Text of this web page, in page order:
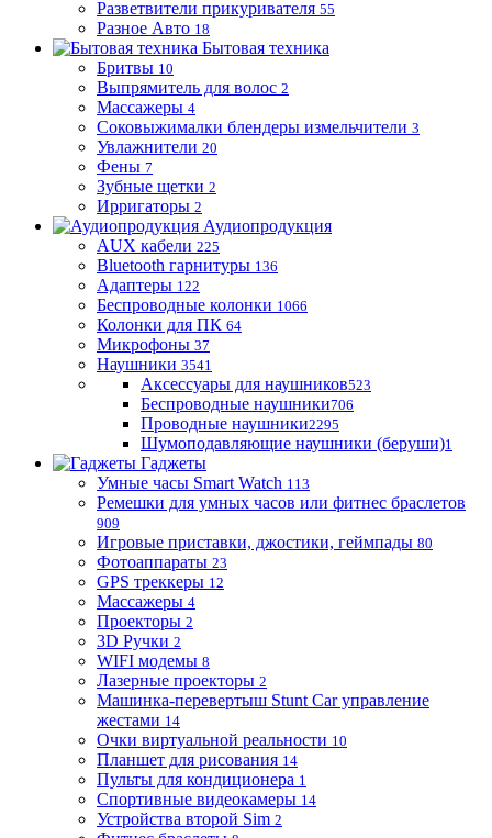
Разветвители прикуривателя 55
Разное Авто 18
Бытовая техника
Бритвы 10
Выпрямитель для волос 2
Массажеры 4
Соковыжималки блендеры измельчители 3
Увлажнители 20
Фены 7
Зубные щетки 2
Ирригаторы 2
Аудиопродукция
AUX кабели 225
Bluetooth гарнитуры 136
Адаптеры 122
Беспроводные колонки 1066
Колонки для ПК 64
Микрофоны 37
Наушники 3541
Аксессуары для наушников523
Беспроводные наушники706
Проводные наушники2295
Шумоподавляющие наушники (беруши)1
Гаджеты
Умные часы Smart Watch 113
Ремешки для умных часов или фитнес браслетов
909
Игровые приставки, джостики, геймпады 80
Фотоаппараты 23
GPS треккеры 12
Массажеры 4
Проекторы 2
3D Ручки 2
WIFI модемы 8
Лазерные проекторы 2
Машинка-перевертыш Stunt Car управление
жестами 14
Очки виртуальной реальности 10
Планшет для рисования 14
Пульты для кондиционера 1
Спортивные видеокамеры 14
Устройства второй Sim 2